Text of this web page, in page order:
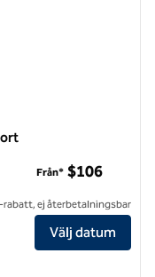
Airport
Från* $106
rabatt, ej återbetalningsbar
Välj datum